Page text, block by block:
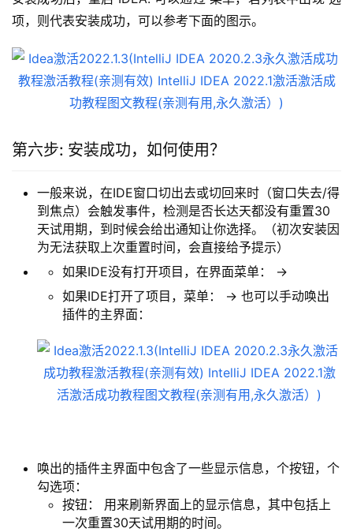
项，则代表安装成功，可以参考下面的图示。
第六步: 安装成功，如何使用？
一般来说，在IDE窗口切出去或切回来时（窗口失去/得
到焦点）会触发事件，检测是否长达天都没有重置30
天试用期，到时候会给出通知让你选择。（初次安装因
为无法获取上次重置时间，会直接给予提示）
如果IDE没有打开项目，在界面菜单： ->
如果IDE打开了项目，菜单： -> 也可以手动唤出
插件的主界面：
唤出的插件主界面中包含了一些显示信息，个按钮，个
勾选项：
按钮： 用来刷新界面上的显示信息，其中包括上
一次重置30天试用期的时间。